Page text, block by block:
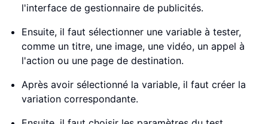
l'interface de gestionnaire de publicités.
Ensuite, il faut sélectionner une variable à tester,
comme un titre, une image, une vidéo, un appel à
l'action ou une page de destination.
Après avoir sélectionné la variable, il faut créer la
variation correspondante.